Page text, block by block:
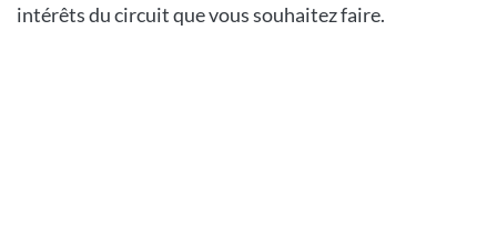
intérêts du circuit que vous souhaitez faire.